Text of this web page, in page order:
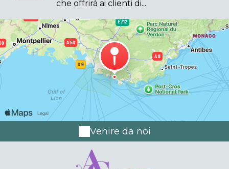
che offrirà ai clienti di...
Venire da noi